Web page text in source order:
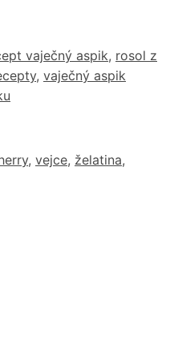
vaječný aspik, rosol z
, vaječný aspik
, vejce, želatina,